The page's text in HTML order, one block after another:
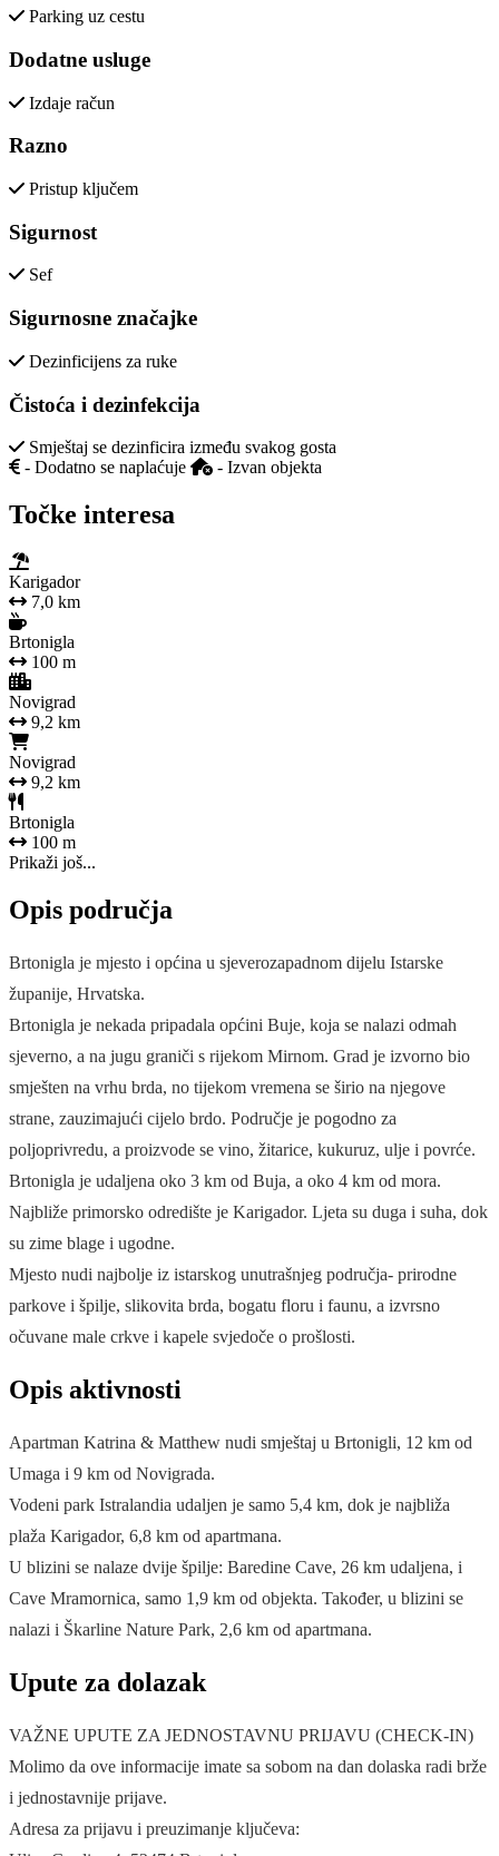
Parking uz cestu
Dodatne usluge
Izdaje račun
Razno
Pristup ključem
Sigurnost
Sef
Sigurnosne značajke
Dezinficijens za ruke
Čistoća i dezinfekcija
Smještaj se dezinficira između svakog gosta
- Dodatno se naplaćuje
- Izvan objekta
Točke interesa
Karigador
7,0 km
Brtonigla
100 m
Novigrad
9,2 km
Novigrad
9,2 km
Brtonigla
100 m
Prikaži još...
Opis područja
Brtonigla je mjesto i općina u sjeverozapadnom dijelu Istarske
županije, Hrvatska.
Brtonigla je nekada pripadala općini Buje, koja se nalazi odmah
sjeverno, a na jugu graniči s rijekom Mirnom. Grad je izvorno bio
smješten na vrhu brda, no tijekom vremena se širio na njegove
strane, zauzimajući cijelo brdo. Područje je pogodno za
poljoprivredu, a proizvode se vino, žitarice, kukuruz, ulje i povrće.
Brtonigla je udaljena oko 3 km od Buja, a oko 4 km od mora.
Najbliže primorsko odredište je Karigador. Ljeta su duga i suha, dok
su zime blage i ugodne.
Mjesto nudi najbolje iz istarskog unutrašnjeg područja- prirodne
parkove i špilje, slikovita brda, bogatu floru i faunu, a izvrsno
očuvane male crkve i kapele svjedoče o prošlosti.
Opis aktivnosti
Apartman Katrina & Matthew nudi smještaj u Brtonigli, 12 km od
Umaga i 9 km od Novigrada.
Vodeni park Istralandia udaljen je samo 5,4 km, dok je najbliža
plaža Karigador, 6,8 km od apartmana.
U blizini se nalaze dvije špilje: Baredine Cave, 26 km udaljena, i
Cave Mramornica, samo 1,9 km od objekta. Također, u blizini se
nalazi i Škarline Nature Park, 2,6 km od apartmana.
Upute za dolazak
VAŽNE UPUTE ZA JEDNOSTAVNU PRIJAVU (CHECK-IN)
Molimo da ove informacije imate sa sobom na dan dolaska radi brže
i jednostavnije prijave.
Adresa za prijavu i preuzimanje ključeva: